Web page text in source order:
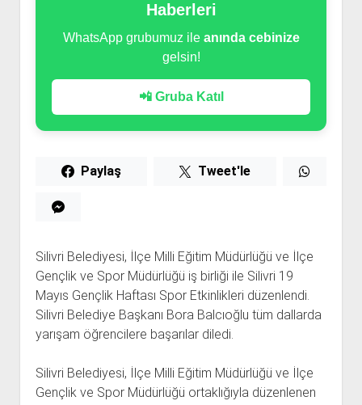
Haberleri
WhatsApp grubumuz ile anında cebinize
gelsin!
📲 Gruba Katıl
Paylaş Tweet'le
Silivri Belediyesi, İlçe Milli Eğitim Müdürlüğü ve İlçe
Gençlik ve Spor Müdürlüğü iş birliği ile Silivri 19
Mayıs Gençlik Haftası Spor Etkinlikleri düzenlendi.
Silivri Belediye Başkanı Bora Balcıoğlu tüm dallarda
yarışam öğrencilere başarılar diledi.
Silivri Belediyesi, İlçe Milli Eğitim Müdürlüğü ve İlçe
Gençlik ve Spor Müdürlüğü ortaklığıyla düzenlenen